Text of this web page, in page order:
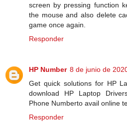
screen by pressing function
the mouse and also delete
game once again.
Responder
HP Number 8 de junio de
Get quick solutions for HP
download HP Laptop
Phone Numberto avail online
Responder